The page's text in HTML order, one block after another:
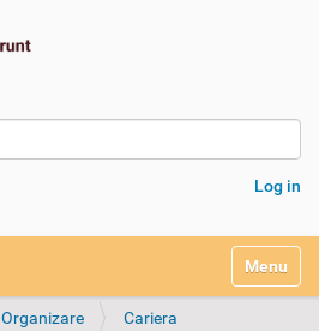
Log in
Toggle
Organizare
Cariera